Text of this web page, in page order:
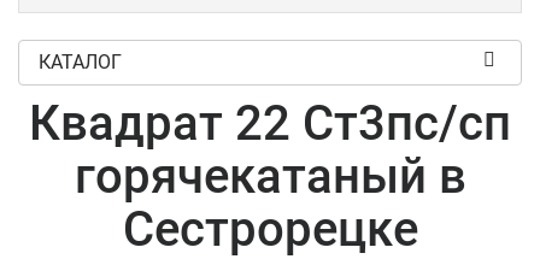
КАТАЛОГ
Квадрат 22 Ст3пс/сп
горячекатаный в
Сестрорецке